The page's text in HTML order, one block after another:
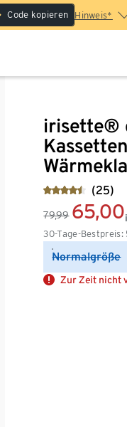
Code kopieren Hinweis*
irisette®
(25)
79,99 65,00
30-Tage-Bestpreis:
Normalgröße
Zur Zeit nicht